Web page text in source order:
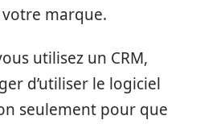
marque.
utilisez un CRM,
d’utiliser le logiciel
seulement pour que